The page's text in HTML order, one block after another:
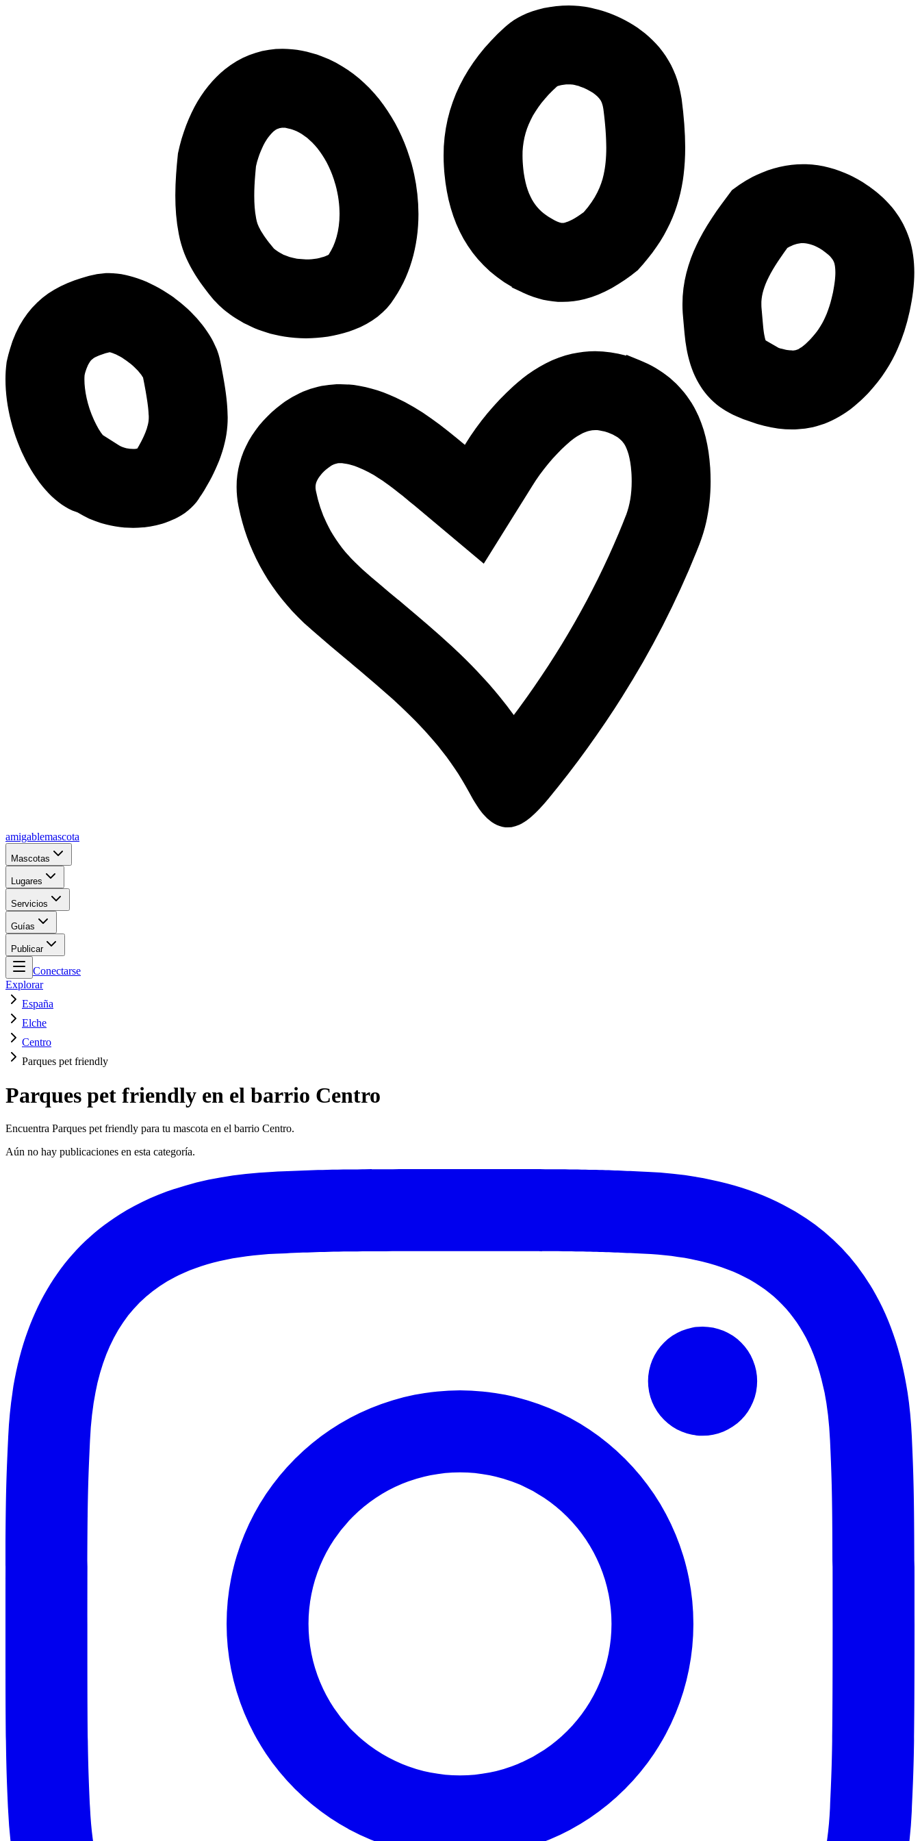
amigablemascota
Mascotas
Lugares
Servicios
Guías
Publicar
Conectarse
Explorar
España
Elche
Centro
Parques pet friendly
Parques pet friendly en el barrio Centro
Encuentra Parques pet friendly para tu mascota en el barrio Centro.
Aún no hay publicaciones en esta categoría.